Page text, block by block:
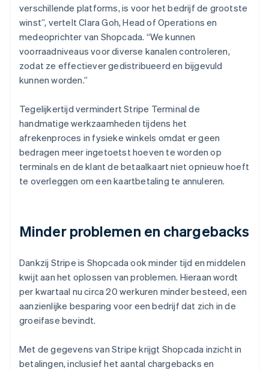
verschillende platforms, is voor het bedrijf de grootste
winst”, vertelt Clara Goh, Head of Operations en
medeoprichter van Shopcada. “We kunnen
voorraadniveaus voor diverse kanalen controleren,
zodat ze effectiever gedistribueerd en bijgevuld
kunnen worden.”
Tegelijkertijd vermindert Stripe Terminal de
handmatige werkzaamheden tijdens het
afrekenproces in fysieke winkels omdat er geen
bedragen meer ingetoetst hoeven te worden op
terminals en de klant de betaalkaart niet opnieuw hoeft
te overleggen om een kaartbetaling te annuleren.
Minder problemen en chargebacks
Dankzij Stripe is Shopcada ook minder tijd en middelen
kwijt aan het oplossen van problemen. Hieraan wordt
per kwartaal nu circa 20 werkuren minder besteed, een
aanzienlijke besparing voor een bedrijf dat zich in de
groeifase bevindt.
Met de gegevens van Stripe krijgt Shopcada inzicht in
betalingen, inclusief het aantal chargebacks en